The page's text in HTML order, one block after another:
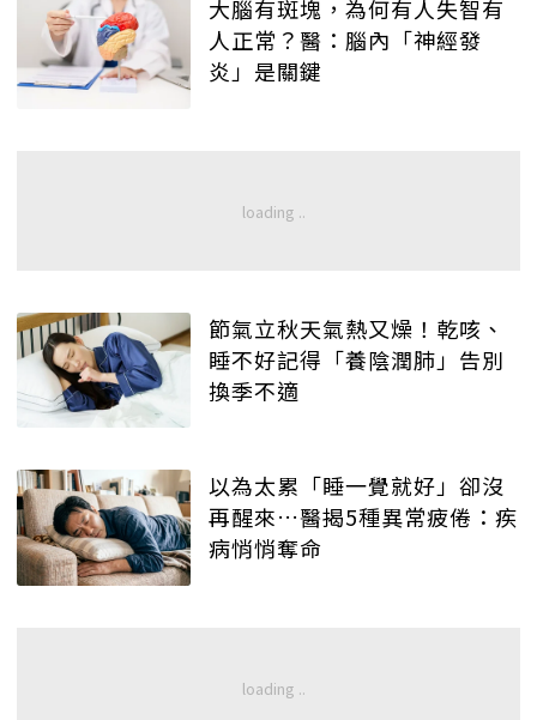
大腦有斑塊，為何有人失智有
人正常？醫：腦內「神經發
炎」是關鍵
節氣立秋天氣熱又燥！乾咳、
睡不好記得「養陰潤肺」告別
換季不適
以為太累「睡一覺就好」卻沒
再醒來…醫揭5種異常疲倦：疾
病悄悄奪命